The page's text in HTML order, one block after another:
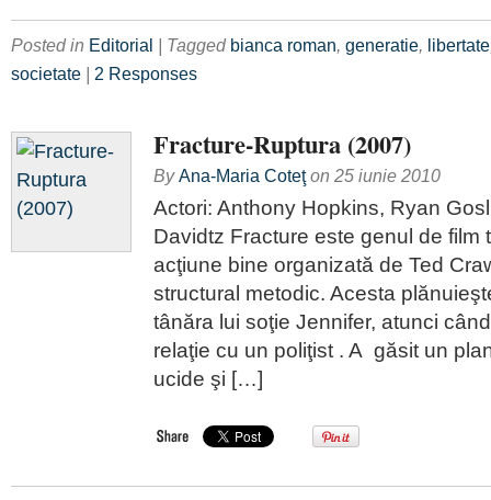
Posted in Editorial | Tagged bianca roman, generatie, libertate
societate | 2 Responses
Fracture-Ruptura (2007)
ByAna-Maria Coteţon 25 iunie 2010
Actori: Anthony Hopkins, Ryan
Davidtz Fracture este genul de
acţiune bine organizată de Ted
structural metodic. Acesta
tânăra lui soţie Jennifer, atunci
relaţie cu un poliţist . A găsit un
ucide şi […]